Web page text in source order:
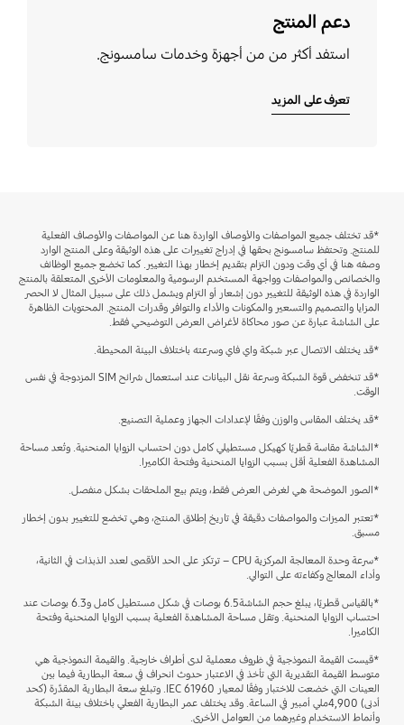
دعم المنتج
استفد أكثر من من أجهزة وخدمات سامسونج.
تعرف على المزيد
*قد تختلف جميع المواصفات والأوصاف الواردة هنا عن المواصفات والأوصاف الفعلية
للمنتج. وتحتفظ سامسونج بحقها في إدراج تغييرات على هذه الوثيقة وعلى المنتج الوارد
وصفه هنا في أي وقت ودون التزام بتقديم إخطار بهذا التغيير. كما تخضع جميع الوظائف
والخصائص والمواصفات وواجهة المستخدم الرسومية والمعلومات الأخرى المتعلقة بالمنتج
الواردة في هذه الوثيقة للتغيير دون إشعار أو التزام ويشمل ذلك على سبيل المثال لا الحصر
المزايا والتصميم والتسعير والمكونات والأداء والتوافر وقدرات المنتج. المحتويات الظاهرة
على الشاشة عبارة عن صور محاكاة لأغراض العرض التوضيحي فقط.
*قد يختلف الاتصال عبر شبكة واي فاي وسرعته باختلاف البيئة المحيطة.
*قد تنخفض قوة الشبكة وسرعة نقل البيانات عند استعمال شرائح SIM المزدوجة في نفس
الوقت.
*قد يختلف المقاس والوزن وفقًا لإعدادات الجهاز وعملية التصنيع.
*الشاشة مقاسة قطريًا كهيكل مستطيلي كامل دون احتساب الزوايا المنحنية. وتُعد مساحة
المشاهدة الفعلية أقل بسبب الزوايا المنحنية وفتحة الكاميرا.
*الصور الموضحة هي لغرض العرض فقط، ويتم بيع الملحقات بشكل منفصل.
*تعتبر الميزات والمواصفات دقيقة في تاريخ إطلاق المنتج، وهي تخضع للتغيير بدون إخطار
مسبق.
*سرعة وحدة المعالجة المركزية CPU – ترتكز على الحد الأقصى لعدد الذبذات في الثانية،
وأداء المعالج وكفاءته على التوالي.
*بالقياس قطريًا، يبلغ حجم الشاشة6.5 بوصات في شكل مستطيل كامل و6.3 بوصات عند
احتساب الزوايا المنحنية. وتقل مساحة المشاهدة الفعلية بسبب الزوايا المنحنية وفتحة
الكاميرا.
*قيست القيمة النموذجية في ظروف معملية لدى أطراف خارجية. والقيمة النموذجية هي
متوسط القيمة التقديرية التي تأخذ في الاعتبار حدوث انحراف في سعة البطارية فيما بين
العينات التي خضعت للاختبار وفقًا لمعيار IEC 61960. وتبلغ سعة البطارية المقدَّرة (كحد
أدنى) 4,900ملي أمبير في الساعة. وقد يختلف عمر البطارية الفعلي باختلاف بيئة الشبكة
وأنماط الاستخدام وغيرهما من العوامل الأخرى.